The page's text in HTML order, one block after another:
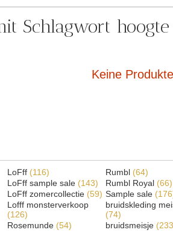
Schlagwort hoogte
Keine
LoFff (116)
LoFff sample sale (143)
LoFff zomercollectie (59)
Lofff monsterverkoop
(126)
Rosemunde (54)
Rumbl (64)
Rumbl Royal (66)
Sample sale
bruidskleding
(74)
bruidsmeisje